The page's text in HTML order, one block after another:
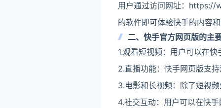
用户通过访问网址：https://
的软件即可体验快手的内容
二、快手官方网页版的主
1.观看短视频：用户可以在
2.直播功能：快手网页版支
3.电影和长视频：除了短视
4.社交互动：用户可以在快